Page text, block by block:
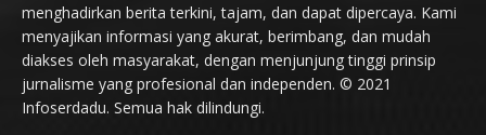
menghadirkan berita terkini, tajam, dan dapat dipercaya. Kami
menyajikan informasi yang akurat, berimbang, dan mudah
diakses oleh masyarakat, dengan menjunjung tinggi prinsip
jurnalisme yang profesional dan independen. © 2021
Infoserdadu. Semua hak dilindungi.